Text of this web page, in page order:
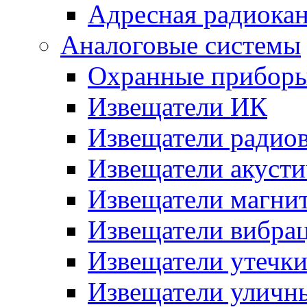
Адресная
Аналоговые системы
Охранные
Извещатели ИК
Извещатели
Извещатели
Извещатели
Извещатели
Извещатели утечки
Извещатели